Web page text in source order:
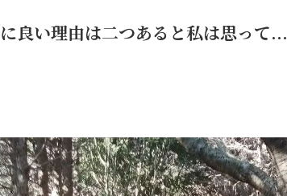
良い理由は二つあると私は思って...